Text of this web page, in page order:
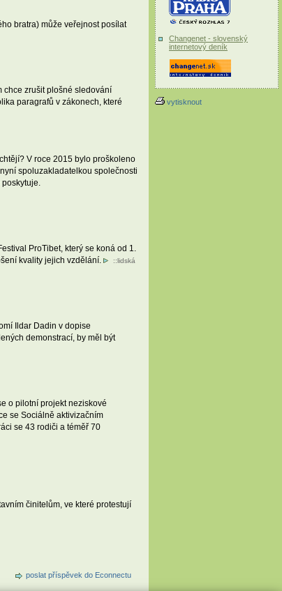
bratra) může veřejnost posílat
chce zrušit plošné sledování
paragrafů v zákonech, které
V roce 2015 bylo proškoleno
spoluzakladatelkou společnosti
ProTibet, který se koná od 1.
kvality jejich vzdělání.
::lidská
Ildar Dadin v dopise
demonstrací, by měl být
o pilotní projekt neziskové
se Sociálně aktivizačním
se 43 rodiči a téměř 70
činitelům, ve které protestují
poslat příspěvek do Econnectu
Changenet - slovenský
internetový deník
vytisknout